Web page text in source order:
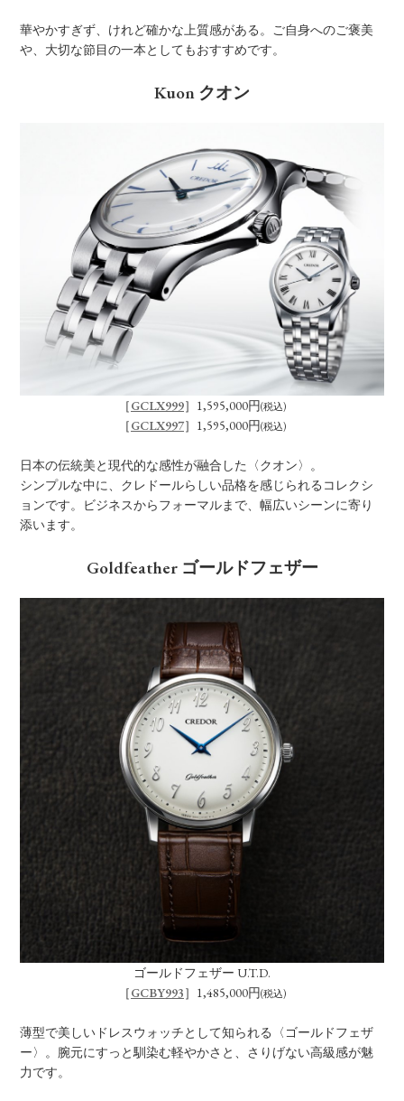
華やかすぎず、けれど確かな上質感がある。ご自身へのご褒美
や、大切な節目の一本としてもおすすめです。
Kuon クオン
［GCLX999］1,595,000円(税込)
［GCLX997］1,595,000円(税込)
日本の伝統美と現代的な感性が融合した〈クオン〉。
シンプルな中に、クレドールらしい品格を感じられるコレクシ
ョンです。ビジネスからフォーマルまで、幅広いシーンに寄り
添います。
Goldfeather ゴールドフェザー
ゴールドフェザー U.T.D.
［GCBY993］1,485,000円(税込)
薄型で美しいドレスウォッチとして知られる〈ゴールドフェザ
ー〉。腕元にすっと馴染む軽やかさと、さりげない高級感が魅
力です。